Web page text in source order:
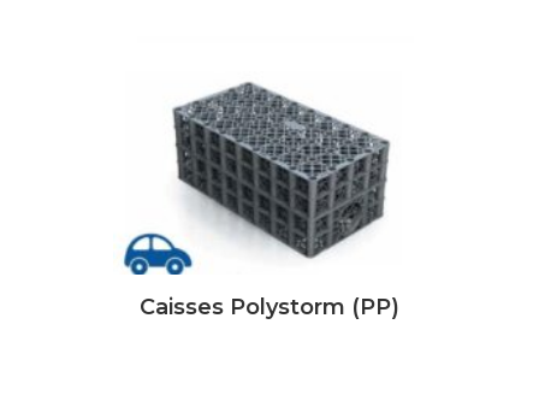
Caisses Polystorm (PP)